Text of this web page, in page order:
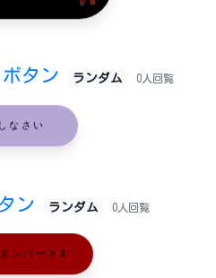
タン ランダム 0人回覧
なさい
ン ランダム 0人回覧
ンパート3！